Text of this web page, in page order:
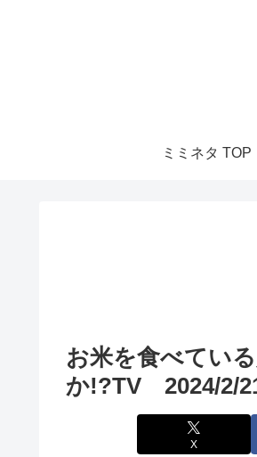
ミミネタ TOP
お米を食べてい
か!?TV 2024/2/
X